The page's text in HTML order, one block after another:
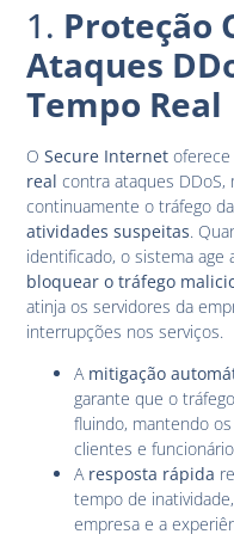
1. Proteção
Ataques
Tempo Real
OSecure Internet oferece
real contra ataques DDoS,
continuamente o tráfego
atividades suspeitas.
identificado, o sistema age
bloquear o tráfego
atinja os servidores da
interrupções nos serviços.
A mitigação
garante que o
fluindo, mantendo
clientes e
A resposta rápida
tempo de
empresa e a